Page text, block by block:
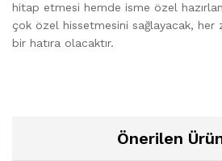
hitap etmesi hemde isme özel
çok özel hissetmesini sağlayacak, her
bir hatıra olacaktır.
Önerilen